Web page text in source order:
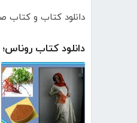
دانلود کتاب و کتاب
دانلود کتاب روناس؛